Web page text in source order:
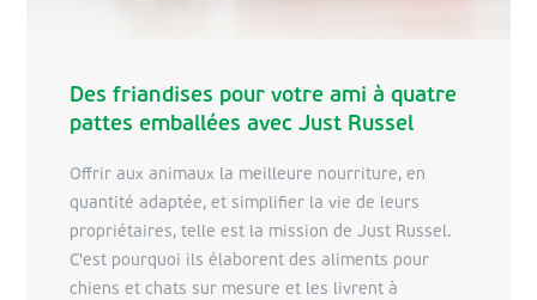
Des friandises pour votre ami à quatre
pattes emballées avec Just Russel
Offrir aux animaux la meilleure nourriture, en
quantité adaptée, et simplifier la vie de leurs
propriétaires, telle est la mission de Just Russel.
C'est pourquoi ils élaborent des aliments pour
chiens et chats sur mesure et les livrent à